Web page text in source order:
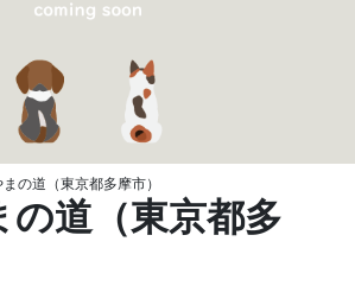
の道（東京都多摩市）
の道（東京都多